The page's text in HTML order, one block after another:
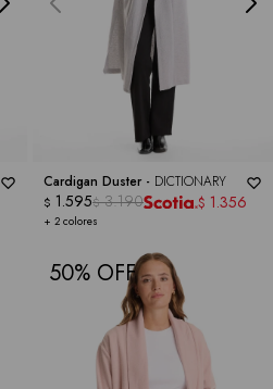
Cardigan Duster - DICTIONARY
+ 2 colores
$ 1.595$ 3.190 $ 1.356
50